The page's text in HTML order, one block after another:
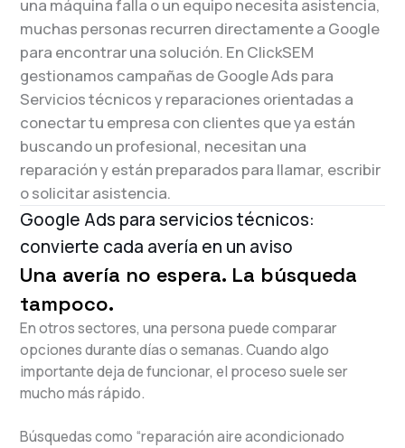
una máquina falla o un equipo necesita asistencia,
muchas personas recurren directamente a Google
para encontrar una solución. En ClickSEM
gestionamos campañas de Google Ads para
Servicios técnicos y reparaciones orientadas a
conectar tu empresa con clientes que ya están
buscando un profesional, necesitan una
reparación y están preparados para llamar, escribir
o solicitar asistencia.
Google Ads para servicios técnicos:
convierte cada avería en un aviso
Una avería no espera. La búsqueda
tampoco.
En otros sectores, una persona puede comparar
opciones durante días o semanas. Cuando algo
importante deja de funcionar, el proceso suele ser
mucho más rápido.
Búsquedas como “reparación aire acondicionado